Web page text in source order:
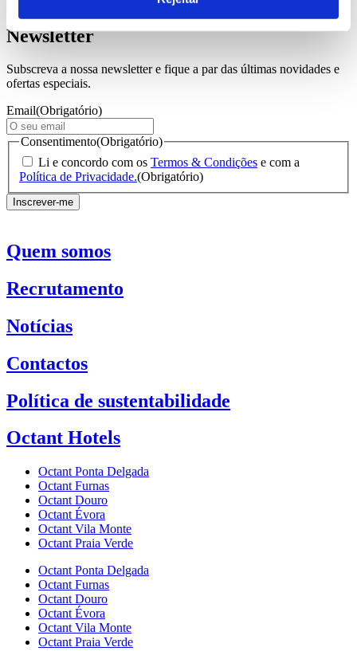
Newsletter
Subscreva a nossa newsletter e fique a par das últimas novidades e
ofertas especiais.
Email(Obrigatório)
Consentimento(Obrigatório)
Li e concordo com os Termos & Condições e com a
Política de Privacidade.(Obrigatório)
Quem somos
Recrutamento
Notícias
Contactos
Política de sustentabilidade
Octant Hotels
Octant Ponta Delgada
Octant Furnas
Octant Douro
Octant Évora
Octant Vila Monte
Octant Praia Verde
Octant Ponta Delgada
Octant Furnas
Octant Douro
Octant Évora
Octant Vila Monte
Octant Praia Verde